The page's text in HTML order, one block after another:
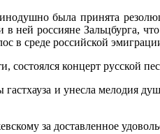
была принята
в ней россияне Зальцбурга,
в среде российской
состоялся концерт русской
гастхауза и унесла мелодия
за доставленное